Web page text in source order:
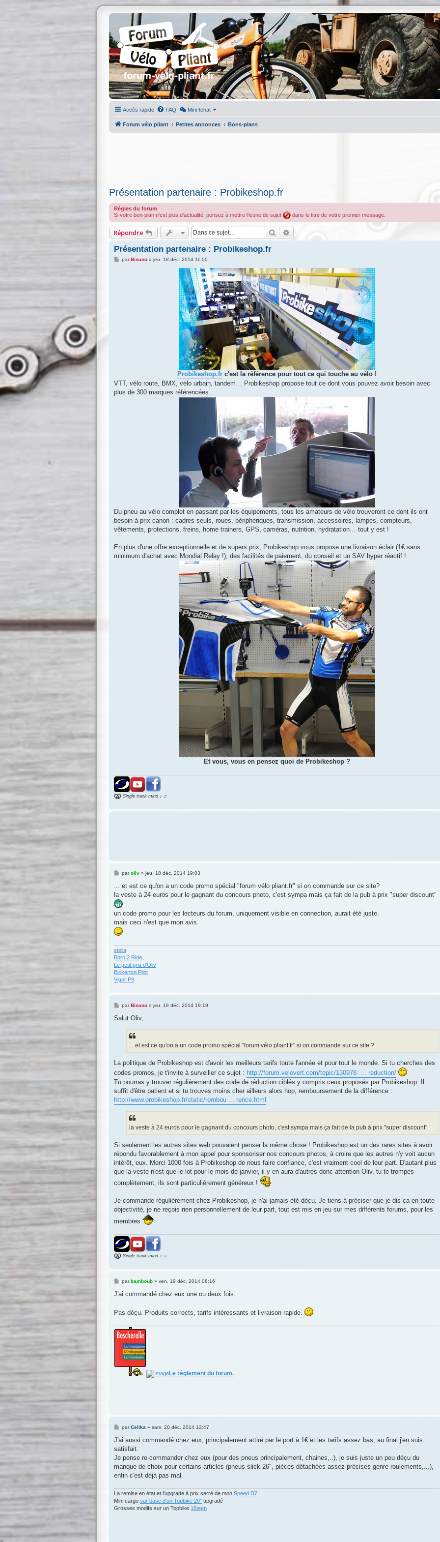
Accès rapide FAQ Mini-tchat
Forum vélo pliant Petites annonces Bons-plans
Présentation partenaire : Probikeshop.fr
Règles du forum
Si votre bon-plan n'est plus d'actualité, pensez à mettre l'icone de sujet
dans le titre de votre premier message.
Répondre Rechercher
Présentation partenaire : Probikeshop.fr
MparBinano» jeu. 18 déc. 2014 11:00
Probikeshop.frc'est la référence pour tout ce qui touche au vélo !
VTT, vélo route, BMX, vélo urbain, tandem… Probikeshop propose tout ce dont vous pouvez avoir besoin avec
plus de 300 marques référencées.
Du pneu au vélo complet en passant par les équipements, tous les amateurs de vélo trouveront ce dont ils ont
besoin à prix canon : cadres seuls, roues, périphériques, transmission, accessoires, lampes, compteurs,
vêtements, protections, freins, home trainers, GPS, caméras, nutrition, hydratation… tout y est !
En plus d'une offre exceptionnelle et de supers prix, Probikeshop vous propose une livraison éclair (1€ sans
minimum d'achat avec Mondial Relay !), des facilités de paiement, du conseil et un SAV hyper réactif !
Et vous, vous en pensez quoi de Probikeshop ?
Single track mind ♪ ♫
M
a
g
e
paroliv» jeu. 18 déc. 2014 19:03
... et est ce qu'on a un code promo spécial "forum vélo pliant.fr" si on commande sur ce site?
la veste à 24 euros pour le gagnant du concours photo, c'est sympa mais ça fait de la pub à prix "super discount"
un code promo pour les lecteurs du forum, uniquement visible en connection, aurait été juste.
mais ceci n'est que mon avis.
stella
Born 2 Ride
Le petit gris d'Oliv
Bickerton Pilot
Vigor P9
M
s
par Binano» jeu. 18 déc. 2014 19:19
Salut Oliv,
... et est ce qu'on a un code promo spécial "forum vélo pliant.fr" si on commande sur ce site ?
La politique de Probikeshop est d'avoir les meilleurs tarifs toute l'année et pour tout le monde. Si tu cherches des
codes promos, je t'invite à surveiller ce sujet : http://forum.velovert.com/topic/130978- ... reduction/
Tu pourras y trouver régulièrement des code de réduction ciblés y compris ceux proposés par Probikeshop. Il
suffit d'être patient et si tu trouves moins cher ailleurs alors hop, remboursement de la différence :
http://www.probikeshop.fr/static/rembou ... rence.html
la veste à 24 euros pour le gagnant du concours photo, c'est sympa mais ça fait de la pub à prix "super discount"
Si seulement les autres sites web pouvaient penser la même chose ! Probikeshop est un des rares sites à avoir
répondu favorablement à mon appel pour sponsoriser nos concours photos, à croire que les autres n'y voit aucun
intérêt, eux. Merci 1000 fois à Probikeshop de nous faire confiance, c'est vraiment cool de leur part. D'autant plus
que la veste n'est que le lot pour le mois de janvier, il y en aura d'autres donc attention Oliv, tu te trompes
complètement, ils sont particulièrement généreux !
Je commande régulièrement chez Probikeshop, je n'ai jamais été déçu. Je tiens à préciser que je dis ça en toute
objectivité, je ne reçois rien personnellement de leur part, tout est mis en jeu sur mes différents forums, pour les
membres
Single track mind ♪ ♫
M
s
e
parbamboub» ven. 19 déc. 2014 08:16
J'ai commandé chez eux une ou deux fois.
Pas déçu. Produits corrects, tarifs intéressants et livraison rapide.
Le règlement du forum.
M
s
a
g
parCelika » sam. 20 déc. 2014 12:47
J'ai aussi commandé chez eux, principalement attiré par le port à 1€ et les tarifs assez bas, au final j'en suis
satisfait.
Je pense re-commander chez eux (pour des pneus principalement, chaines,..), je suis juste un peu déçu du
manque de choix pour certains articles (pneus slick 26", pièces détachées assez précises genre roulements,...),
enfin c'est déjà pas mal.
La remise en état et l'upgrade à prix serré de mon Speed D7
Mini cargo sur base d'un Topbike 20" upgradé
Grosses modifs sur un Topbike 16teen